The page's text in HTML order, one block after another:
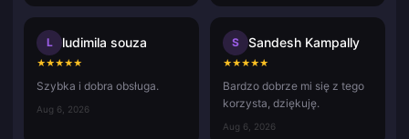
L ludimila souza
★★★★★
Szybka i dobra obsługa.
Aug 6, 2026
S Sandesh Kampally
★★★★★
Bardzo dobrze mi się z tego
korzysta, dziękuję.
Aug 6, 2026